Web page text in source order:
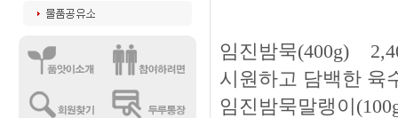
임진밤묵(400g)
시원하고 담백한 육
임진밤묵말랭이